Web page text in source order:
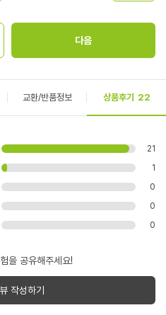
교환/반품정보 상품후기 22
21
1
0
0
0
을 공유해주세요!
작성하기